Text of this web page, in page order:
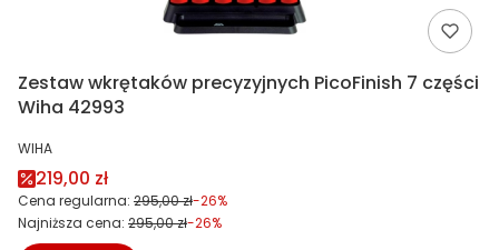
Zestaw wkrętaków precyzyjnych PicoFinish 7 części
Wiha 42993
PRODUCENT
WIHA
Cena promocyjna
219,00 zł
Cena regularna: 295,00 zł-26%
Najniższa cena: 295,00 zł-26%